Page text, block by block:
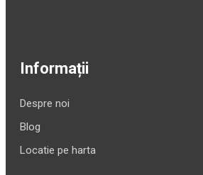
Informații
Despre noi
Blog
Locatie pe harta